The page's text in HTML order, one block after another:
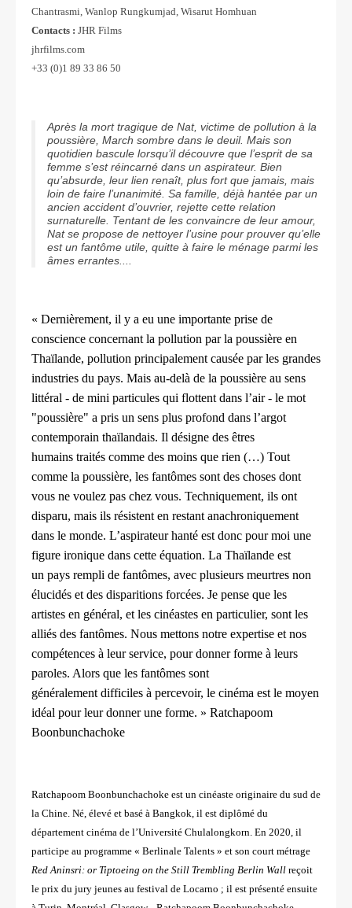
Chantrasmi, Wanlop Rungkumjad, Wisarut Homhuan
Contacts : JHR Films
jhrfilms.com
+33 (0)1 89 33 86 50
Après la mort tragique de Nat, victime de pollution à la
poussière, March sombre dans le deuil. Mais son
quotidien bascule lorsqu’il découvre que l’esprit de sa
femme s’est réincarné dans un aspirateur. Bien
qu’absurde, leur lien renaît, plus fort que jamais, mais
loin de faire l’unanimité. Sa famille, déjà hantée par un
ancien accident d’ouvrier, rejette cette relation
surnaturelle. Tentant de les convaincre de leur amour,
Nat se propose de nettoyer l’usine pour prouver qu’elle
est un fantôme utile, quitte à faire le ménage parmi les
âmes errantes....
« Dernièrement, il y a eu une importante prise de
conscience concernant la pollution par la poussière en
Thaïlande, pollution principalement causée par les grandes
industries du pays. Mais au-delà de la poussière au sens
littéral - de mini particules qui flottent dans l’air - le mot
"poussière" a pris un sens plus profond dans l’argot
contemporain thaïlandais. Il désigne des êtres
humains traités comme des moins que rien (…) Tout
comme la poussière, les fantômes sont des choses dont
vous ne voulez pas chez vous. Techniquement, ils ont
disparu, mais ils résistent en restant anachroniquement
dans le monde. L’aspirateur hanté est donc pourmoi une
figure ironique dans cette équation. La Thaïlande est
un pays rempli de fantômes, avec plusieurs meurtres non
élucidés et des disparitions forcées. Je pense que les
artistes en général, et les cinéastes en particulier, sont les
alliés des fantômes. Nous mettons notre expertise et nos
compétences à leur service, pour donnerforme à leurs
paroles. Alors que les fantômes sont
généralement difficiles à percevoir, le cinéma est le moyen
idéal pour leur donnerune forme. » Ratchapoom
Boonbunchachoke
Ratchapoom Boonbunchachoke est un cinéaste originaire du sud de
la Chine. Né, élevé et basé à Bangkok, il est diplômé du
département cinéma de l’Université Chulalongkorn. En 2020, il
participe au programme « Berlinale Talents » et son court métrage
Red Aninsri: or Tiptoeing on the Still Trembling Berlin Wall reçoit
le prix du jury jeunes au festival de Locarno ; il est présenté ensuite